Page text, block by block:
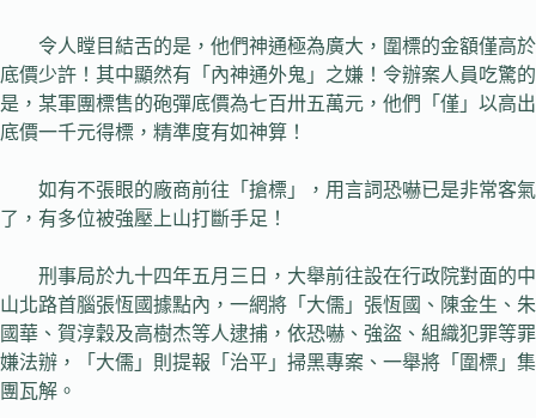
令人瞠目結舌的是，他們神通極為廣大，圍標的金額僅高於
底價少許！其中顯然有「內神通外鬼」之嫌！令辦案人員吃驚的
是，某軍團標售的砲彈底價為七百卅五萬元，他們「僅」以高出
底價一千元得標，精準度有如神算！
如有不張眼的廠商前往「搶標」，用言詞恐嚇已是非常客氣
了，有多位被強壓上山打斷手足！
刑事局於九十四年五月三日，大舉前往設在行政院對面的中
山北路首腦張恆國據點內，一網將「大儒」張恆國、陳金生、朱
國華、賀淳穀及高樹杰等人逮捕，依恐嚇、強盜、組織犯罪等罪
嫌法辦，「大儒」則提報「治平」掃黑專案、一舉將「圍標」集
團瓦解。